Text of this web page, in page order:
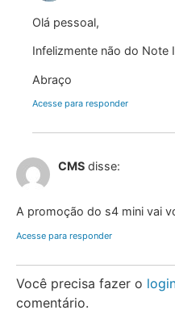
Olá pessoal,
Infelizmente não do Note
Abraço
Acesse para responder
CMS disse:
A promoção do s4 mini vai
Acesse para responder
Você precisa fazer o
comentário.